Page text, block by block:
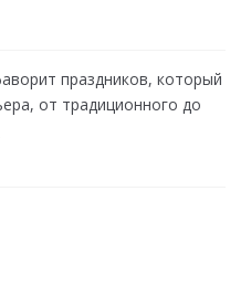
праздников, который
от традиционного до